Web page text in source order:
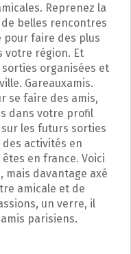
Reprenez la
belles rencontres
pour faire des plus
votre région. Et
organisées et
Gareauxamis.
se faire des amis,
dans votre profil
les futurs sorties
activités en
en france. Voici
mais davantage axé
amicale et de
un verre, il
parisiens.